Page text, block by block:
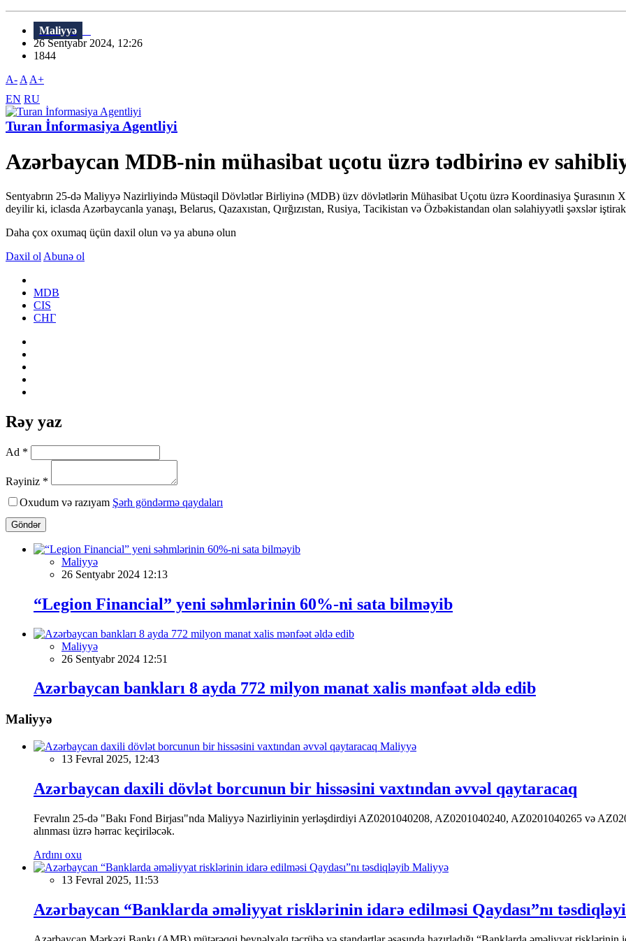
Maliyyə
26 Sentyabr 2024, 12:26
1844
A- A A+
EN RU
Turan İnformasiya Agentliyi
Azərbaycan MDB-nin mühasibat uçotu üzrə tədbirinə ev
Sentyabrın 25-də Maliyyə Nazirliyində Müstəqil Dövlətlər Birliyinə (MDB) üzv dövlətlərin Mühasibat Uçotu üzrə Koordinasiya Şurasının
deyilir ki, iclasda Azərbaycanla yanaşı, Belarus, Qazaxıstan, Qırğızıstan, Rusiya, Tacikistan və Özbəkistandan olan səlahiyyətli şəxslər
Daha çox oxumaq üçün daxil olun və ya abunə olun
Daxil ol Abunə ol
MDB
CIS
СНГ
Rəy yaz
Ad *
Rəyiniz *
Oxudum və razıyam Şərh göndərmə qaydaları
Göndər
Maliyyə
26 Sentyabr 2024 12:13
“Legion Financial” yeni səhmlərinin 60%-ni sata bilməyib
Maliyyə
26 Sentyabr 2024 12:51
Azərbaycan bankları 8 ayda 772 milyon manat xalis mənfəət əldə edib
Maliyyə
Maliyyə
13 Fevral 2025, 12:43
Azərbaycan daxili dövlət borcunun bir hissəsini vaxtından əvvəl qaytaracaq
Fevralın 25-də "Bakı Fond Birjası"nda Maliyyə Nazirliyinin yerləşdirdiyi AZ0201040208, AZ0201040240, AZ0201040265 və
alınması üzrə hərrac keçiriləcək.
Ardını oxu
Maliyyə
13 Fevral 2025, 11:53
Azərbaycan “Banklarda əməliyyat risklərinin idarə edilməsi Qaydası”nı